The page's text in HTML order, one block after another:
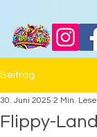
Beitrag
Flippy-
30. Juni 2025 2 Min.